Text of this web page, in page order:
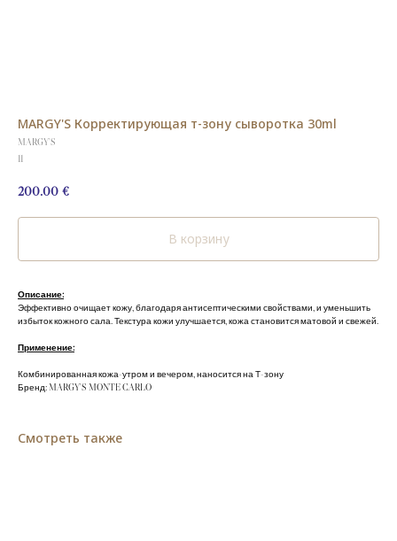
MARGY'S Корректирующая т-зону сыворотка 30ml
MARGY'S
11
200.00 €
В корзину
Описание:
Эффективно очищает кожу, благодаря антисептическими свойствами, и уменьшить
избыток кожного сала. Текстура кожи улучшается, кожа становится матовой и свежей.
Применение:
Комбинированная кожа-утром и вечером, наносится на Т-зону
Бренд: MARGY'S MONTE CARLO
Смотреть также